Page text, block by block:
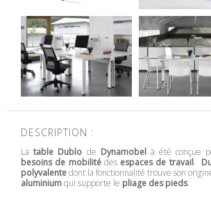
DESCRIPTION :
Latable Dublo de Dynamobelà été conçue
besoins de mobilitédes espaces de travail.
polyvalentedont la fonctionnalité trouve son
aluminiumqui supporte le pliage des pieds.